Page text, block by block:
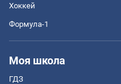
Хоккей
Формула-1
Моя школа
ГДЗ